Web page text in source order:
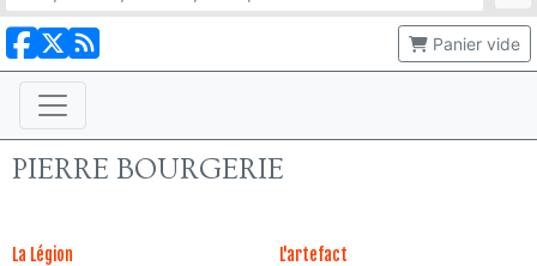
Panier vide
PIERRE BOURGERIE
La Légion L'artefact